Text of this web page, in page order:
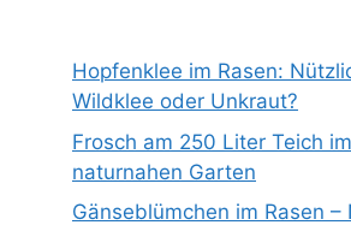
Hopfenklee im Rasen:
Wildklee oder Unkraut?
Frosch am 250 Liter Teich im
naturnahen Garten
Gänseblümchen im Rasen –